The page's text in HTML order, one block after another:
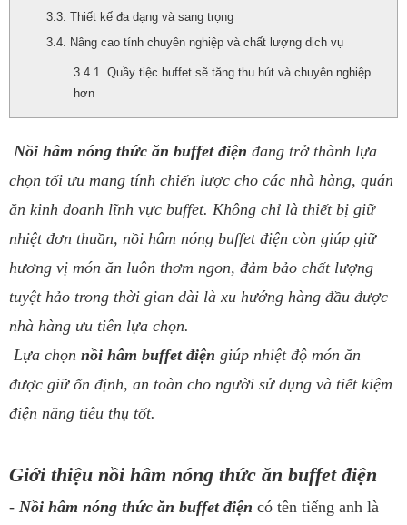
Thiết kế đa dạng và sang trọng
Nâng cao tính chuyên nghiệp và chất lượng dịch vụ
Quầy tiệc buffet sẽ tăng thu hút và chuyên nghiệp
hơn
Nồi hâm nóng thức ăn buffet điện đang trở thành lựa
chọn tối ưu mang tính chiến lược cho các nhà hàng, quán
ăn kinh doanh lĩnh vực buffet. Không chỉ là thiết bị giữ
nhiệt đơn thuần, nồi hâm nóng buffet điện còn giúp giữ
hương vị món ăn luôn thơm ngon, đảm bảo chất lượng
tuyệt hảo trong thời gian dài là xu hướng hàng đầu được
nhà hàng ưu tiên lựa chọn.
Lựa chọn nồi hâm buffet điện giúp nhiệt độ món ăn
được giữ ổn định, an toàn cho người sử dụng và tiết kiệm
điện năng tiêu thụ tốt.
Giới thiệu nồi hâm nóng thức ăn buffet điện
- Nồi hâm nóng thức ăn buffet điện có tên tiếng anh là